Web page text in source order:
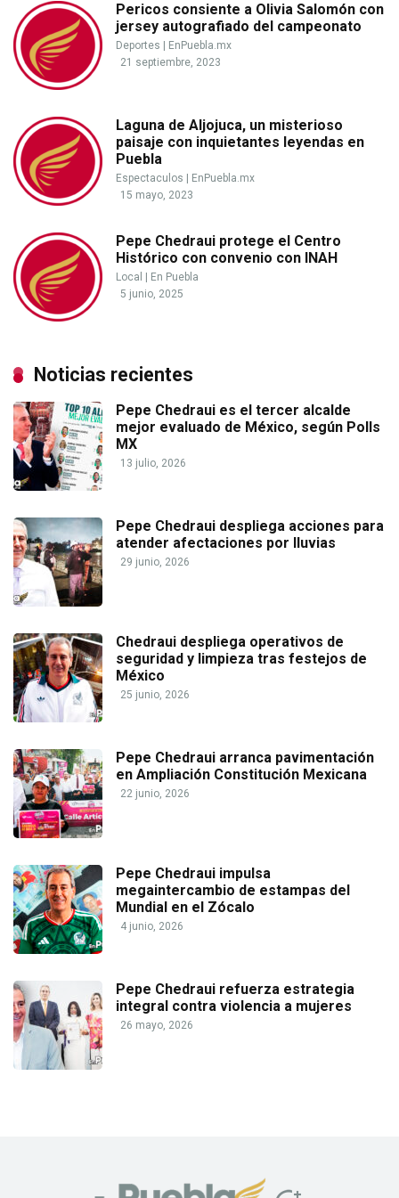
Pericos consiente a Olivia Salomón con
jersey autografiado del campeonato
Deportes
EnPuebla.mx
21 septiembre, 2023
Laguna de Aljojuca, un misterioso
paisaje con inquietantes leyendas en
Puebla
Espectaculos
EnPuebla.mx
15 mayo, 2023
Pepe Chedraui protege el Centro
Histórico con convenio con INAH
Local
En Puebla
5 junio, 2025
Noticias recientes
Pepe Chedraui es el tercer alcalde
mejor evaluado de México, según Polls
MX
13 julio, 2026
Pepe Chedraui despliega acciones para
atender afectaciones por lluvias
29 junio, 2026
Chedraui despliega operativos de
seguridad y limpieza tras festejos de
México
25 junio, 2026
Pepe Chedraui arranca pavimentación
en Ampliación Constitución Mexicana
22 junio, 2026
Pepe Chedraui impulsa
megaintercambio de estampas del
Mundial en el Zócalo
4 junio, 2026
Pepe Chedraui refuerza estrategia
integral contra violencia a mujeres
26 mayo, 2026